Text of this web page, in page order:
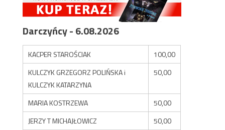
Darczyńcy - 6.08.2026
KACPER STAROŚCIAK
100,00
KULCZYK GRZEGORZ POLIŃSKA i
KULCZYK KATARZYNA
50,00
MARIA KOSTRZEWA
50,00
JERZY T MICHAJŁOWICZ
50,00